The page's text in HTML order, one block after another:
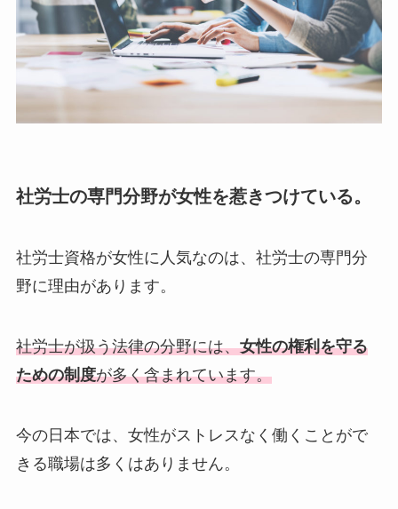
社労士の専門分野が女性を惹きつけている。
社労士資格が女性に人気なのは、社労士の専門分
野に理由があります。
社労士が扱う法律の分野には、女性の権利を守る
ための制度が多く含まれています。
今の日本では、女性がストレスなく働くことがで
きる職場は多くはありません。